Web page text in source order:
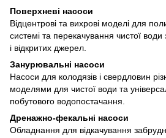
Поверхневі насоси
Відцентрові та вихрові моделі для
системі та перекачування чистої води
і відкритих джерел.
Занурювальні насоси
Насоси для колодязів і свердловин
моделями для чистої води та
побутового водопостачання.
Дренажно-фекальні насоси
Обладнання для відкачування